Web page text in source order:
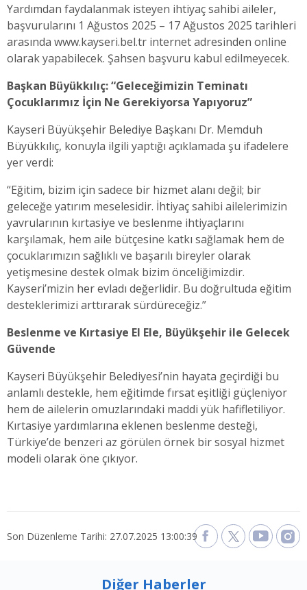
Yardımdan faydalanmak isteyen ihtiyaç sahibi aileler,
başvurularını 1 Ağustos 2025 – 17 Ağustos 2025 tarihleri
arasında www.kayseri.bel.tr internet adresinden online
olarak yapabilecek. Şahsen başvuru kabul edilmeyecek.
Başkan Büyükkılıç: “Geleceğimizin Teminatı
Çocuklarımız İçin Ne Gerekiyorsa Yapıyoruz”
Kayseri Büyükşehir Belediye Başkanı Dr. Memduh
Büyükkılıç, konuyla ilgili yaptığı açıklamada şu ifadelere
yer verdi:
“Eğitim, bizim için sadece bir hizmet alanı değil; bir
geleceğe yatırım meselesidir. İhtiyaç sahibi ailelerimizin
yavrularının kırtasiye ve beslenme ihtiyaçlarını
karşılamak, hem aile bütçesine katkı sağlamak hem de
çocuklarımızın sağlıklı ve başarılı bireyler olarak
yetişmesine destek olmak bizim önceliğimizdir.
Kayseri’mizin her evladı değerlidir. Bu doğrultuda eğitim
desteklerimizi arttırarak sürdüreceğiz.”
Beslenme ve Kırtasiye El Ele, Büyükşehir ile Gelecek
Güvende
Kayseri Büyükşehir Belediyesi’nin hayata geçirdiği bu
anlamlı destekle, hem eğitimde fırsat eşitliği güçleniyor
hem de ailelerin omuzlarındaki maddi yük hafifletiliyor.
Kırtasiye yardımlarına eklenen beslenme desteği,
Türkiye’de benzeri az görülen örnek bir sosyal hizmet
modeli olarak öne çıkıyor.
Son Düzenleme Tarihi: 27.07.2025 13:00:39
Diğer Haberler